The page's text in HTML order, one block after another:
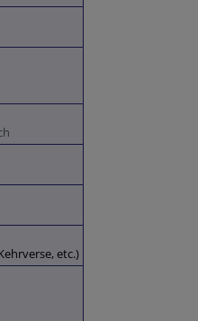
etc.)